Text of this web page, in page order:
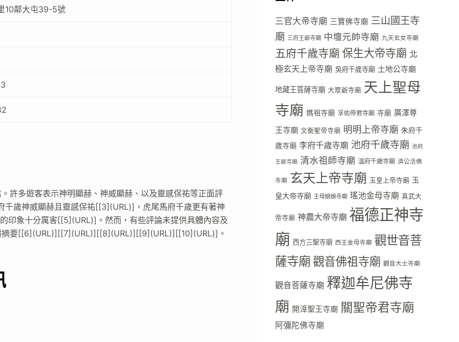
10鄰大屯39-5號
許多遊客表示神明顯赫、神威顯赫、以及靈感保祐等正面評
歲神威顯赫且靈感保祐[[3](URL)]，虎尾馬府千歲更有著神
印象十分厲害[[5](URL)]。然而，有些評論未提供具體內容及
摘要[[6](URL)][[7](URL)][[8](URL)][[9](URL)][[10](URL)]。
三官大帝寺廟 三寶佛寺廟 三山國王寺
廟 三府王爺寺廟 中壇元帥寺廟 九天玄女寺廟
五府千歲寺廟 保生大帝寺廟 北
極玄天上帝寺廟 吳府千歲寺廟 土地公寺廟
地藏王菩薩寺廟 大眾爺寺廟 天上聖母
寺廟 媽祖寺廟 孚佑帝君寺廟 寺廟 廣澤尊
王寺廟 文衡聖帝寺廟 明明上帝寺廟 朱府千
歲寺廟 李府千歲寺廟 池府千歲寺廟 池府
王爺寺廟 清水祖師寺廟 溫府千歲寺廟 濟公活佛
寺廟 玄天上帝寺廟 玉皇上帝寺廟 玉
皇大帝寺廟 王母娘娘寺廟 瑤池金母寺廟 真武大
帝寺廟 神農大帝寺廟 福德正神寺
廟 西方三聖寺廟 西王金母寺廟 觀世音菩
薩寺廟觀音佛祖寺廟 觀音大士寺廟
觀音菩薩寺廟 釋迦牟尼佛寺
廟 開漳聖王寺廟 關聖帝君寺廟
阿彌陀佛寺廟